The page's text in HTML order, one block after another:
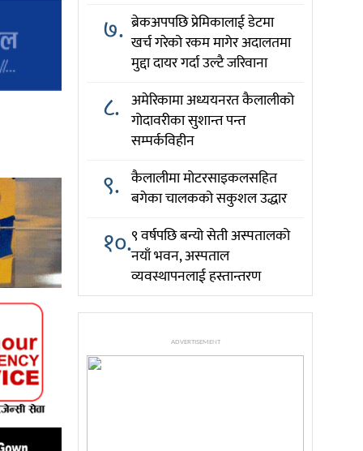
७. ब्रेकअपपछि प्रेमिकालाई डेटमा
खर्च गरेको रकम मागेर अदालतमा
मुद्दा दायर गर्दा उल्टै जरिवाना
८. अमेरिकामा अध्ययनरत कैलालीको
गोदावरीका सुशान्त पन्त
सम्पर्कविहीन
९. कैलालीमा मोटरसाइकलसहित
बगेका चालकको सकुशल उद्धार
१०.९ वर्षपछि बन्यो सेती अस्पतालको
नयाँ भवन, अस्पताल
व्यवस्थापनलाई हस्तान्तरण
ADVERTISEMENT